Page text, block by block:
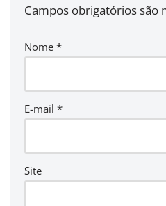
Campos obrigatórios são
Nome *
E-mail *
Site